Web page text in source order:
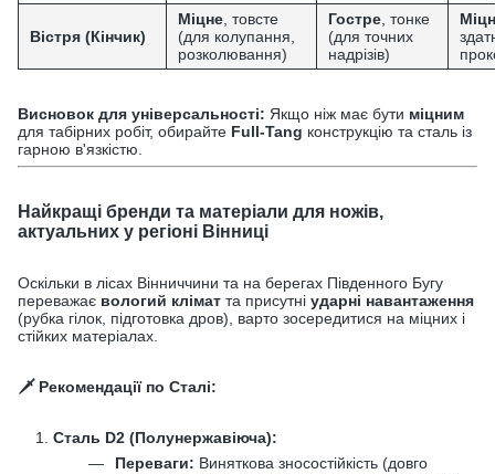
Вістря (Кінчик)
Міцне, товсте
(для колупання,
розколювання)
Гостре, тонке
(для точних
надрізів)
Висновок для універсальності: Якщо ніж має бути міцним
для табірних робіт, обирайте Full-Tang конструкцію та сталь із
гарною в'язкістю.
Найкращі бренди та матеріали для ножів,
актуальних у регіоні Вінниці
Оскільки в лісах Вінниччини та на берегах Південного Бугу
переважає вологий клімат та присутні ударні навантаження
(рубка гілок, підготовка дров), варто зосередитися на міцних і
стійких матеріалах.
🗡️ Рекомендації по Сталі:
Сталь D2 (Полунержавіюча):
Переваги: Виняткова зносостійкість (довго